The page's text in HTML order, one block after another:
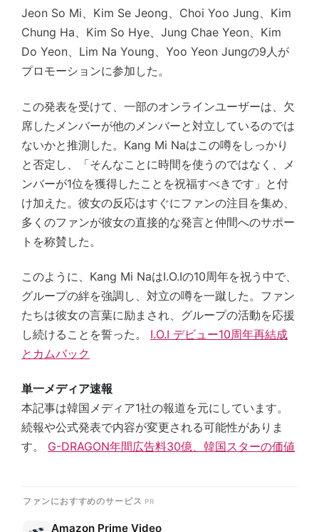
Jeon So Mi、Kim Se Jeong、Choi Yoo Jung、Kim
Chung Ha、Kim So Hye、Jung Chae Yeon、Kim
Do Yeon、Lim Na Young、Yoo Yeon Jungの9人が
プロモーションに参加した。
この発表を受けて、一部のオンラインユーザーは、欠
席したメンバーが他のメンバーと対立しているのでは
ないかと推測した。Kang Mi Naはこの噂をしっかり
と否定し、「そんなことに時間を使うのではなく、メ
ンバーが1位を獲得したことを祝福すべきです」と付
け加えた。彼女の反応はすぐにファンの注目を集め、
多くのファンが彼女の直接的な発言と仲間へのサポー
トを称賛した。
このように、Kang Mi NaはI.O.Iの10周年を祝う中で、
グループの絆を強調し、対立の噂を一蹴した。ファン
たちは彼女の言葉に励まされ、グループの活動を応援
し続けることを誓った。 I.O.I デビュー10周年再結成
とカムバック
単一メディア速報
本記事は韓国メディア1社の報道を元にしています。
続報や公式発表で内容が変更される可能性がありま
す。 G-DRAGON年間広告料30億、韓国スターの価値
ファンにおすすめのサービス
Amazon Prime Video